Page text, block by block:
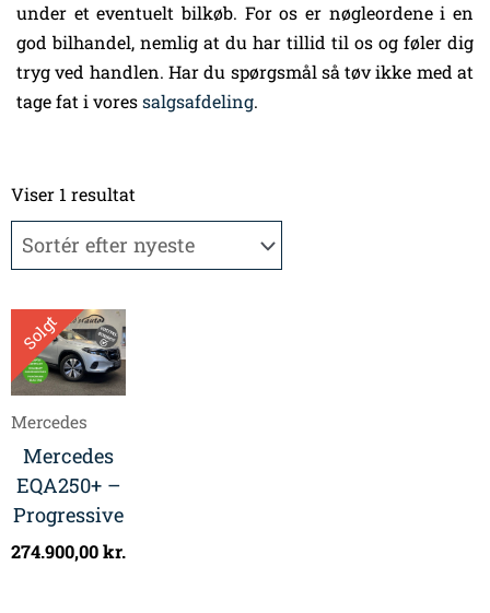
under et eventuelt bilkøb. For os er nøgleordene i en
god bilhandel, nemlig at du har tillid til os og føler dig
tryg ved handlen. Har du spørgsmål så tøv ikke med at
tage fat i voressalgsafdeling.
Viser 1 resultat
Solgt
Mercedes
Mercedes
EQA250+ –
Progressive
274.900,00kr.